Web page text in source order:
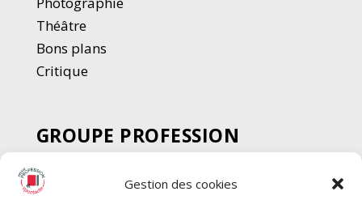
Gestion des cookies
Théâtre
Bons plans
Critique
GROUPE PROFESSION
SPECTACLE
Chèque Intermittents